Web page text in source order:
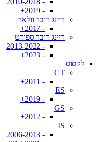
- 2010-2018
- 2019+
ריינג רובר וולאר
- 2017+
ריינג רובר ספורט
- 2013-2022
- 2023+
לקסוס
CT
- 2011+
ES
- 2019+
GS
- 2012+
IS
- 2006-2013